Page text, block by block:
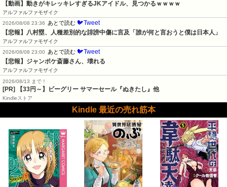
【動画】動きがキレッキレすぎるJKアイドル、見つかるｗｗｗｗ
アルファルファモザイク
2026/08/08 23:36
あとで読む 🐦Tweet
【悲報】八村塁、人種差別的な誹謗中傷に言及「誰が何と言おうと僕は日本人」
アルファルファモザイク
2026/08/08 23:00
あとで読む 🐦Tweet
【悲報】ジャンポケ斎藤さん、壊れる
アルファルファモザイク
2026/08/13 まで！
[PR] 【33円～】ビーグリー サマーセール『ぬきたし』他
Kindleストア
Kindle 最近の売れ筋本